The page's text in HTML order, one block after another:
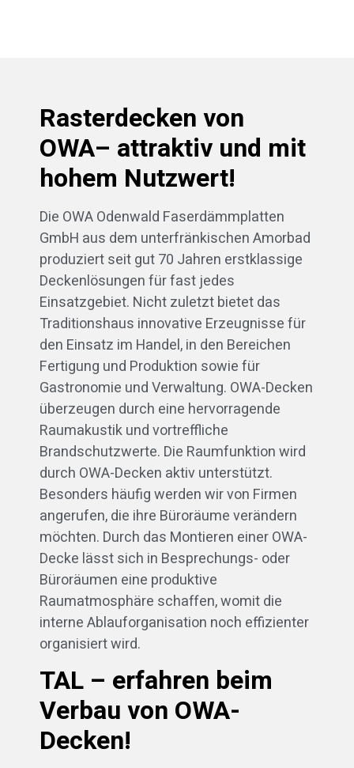
Rasterdecken von
OWA– attraktiv und mit
hohem Nutzwert!
Die OWA Odenwald Faserdämmplatten
GmbH aus dem unterfränkischen Amorbad
produziert seit gut 70 Jahren erstklassige
Deckenlösungen für fast jedes
Einsatzgebiet. Nicht zuletzt bietet das
Traditionshaus innovative Erzeugnisse für
den Einsatz im Handel, in den Bereichen
Fertigung und Produktion sowie für
Gastronomie und Verwaltung. OWA-Decken
überzeugen durch eine hervorragende
Raumakustik und vortreffliche
Brandschutzwerte. Die Raumfunktion wird
durch OWA-Decken aktiv unterstützt.
Besonders häufig werden wir von Firmen
angerufen, die ihre Büroräume verändern
möchten. Durch das Montieren einer OWA-
Decke lässt sich in Besprechungs- oder
Büroräumen eine produktive
Raumatmosphäre schaffen, womit die
interne Ablauforganisation noch effizienter
organisiert wird.
TAL – erfahren beim
Verbau von OWA-
Decken!